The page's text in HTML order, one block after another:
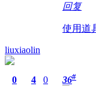
回复
使用道
liuxiaolin
0 4 0 36#